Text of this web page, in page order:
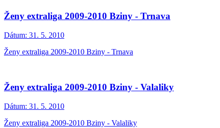
Ženy extraliga 2009-2010 Bziny - Trnava
Dátum: 31. 5. 2010
Ženy extraliga 2009-2010 Bziny - Trnava
Ženy extraliga 2009-2010 Bziny - Valaliky
Dátum: 31. 5. 2010
Ženy extraliga 2009-2010 Bziny - Valaliky